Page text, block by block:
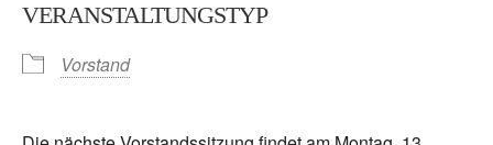
VERANSTALTUNGSTYP
Vorstand